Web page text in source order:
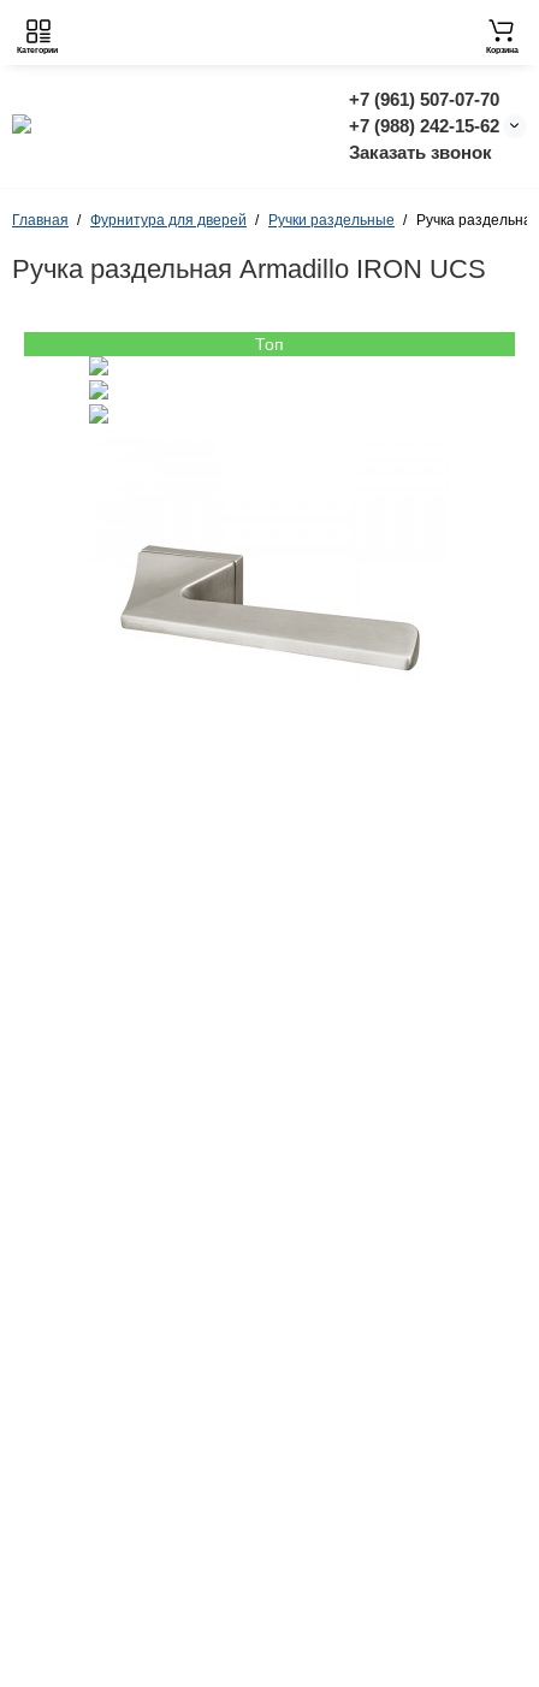
+7 (961) 507-07-70
+7 (988) 242-15-62
Заказать звонок
Категории Корзина
Главная Фурнитура для дверей Ручки раздельные Ручка
Ручка раздельная Armadillo IRON UCS
Топ